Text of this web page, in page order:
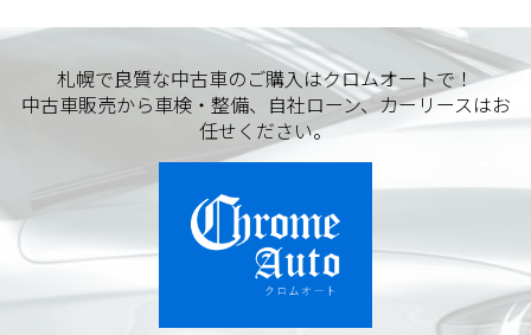
札幌で良質な中古車のご購入はクロムオートで！
中古車販売から車検・整備、自社ローン、カーリースはお
任せください。